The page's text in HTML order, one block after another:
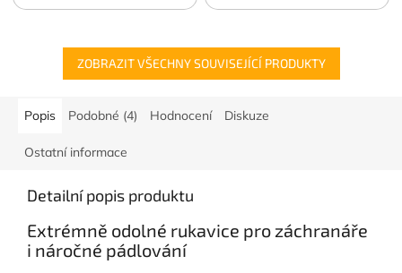
ZOBRAZIT VŠECHNY SOUVISEJÍCÍ PRODUKTY
Popis Podobné (4) Hodnocení Diskuze
Ostatní informace
Detailní popis produktu
Extrémně odolné rukavice pro záchranáře
i náročné pádlování